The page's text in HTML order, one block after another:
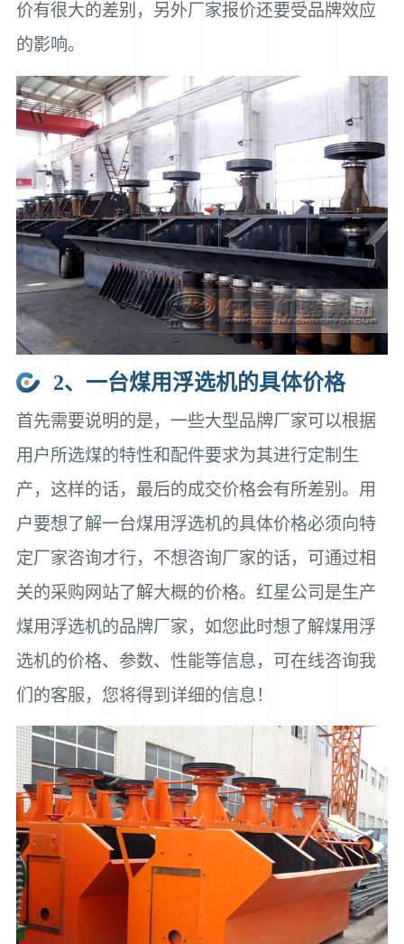
价有很大的差别，另外厂家报价还要受品牌效应
的影响。
2、一台煤用浮选机的具体价格
首先需要说明的是，一些大型品牌厂家可以根据
用户所选煤的特性和配件要求为其进行定制生
产，这样的话，最后的成交价格会有所差别。用
户要想了解一台煤用浮选机的具体价格必须向特
定厂家咨询才行，不想咨询厂家的话，可通过相
关的采购网站了解大概的价格。红星公司是生产
煤用浮选机的品牌厂家，如您此时想了解煤用浮
选机的价格、参数、性能等信息，可在线咨询我
们的客服，您将得到详细的信息！